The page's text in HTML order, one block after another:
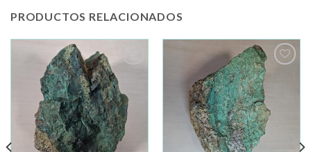
PRODUCTOS RELACIONADOS
Añadir
lista de
deseos
deseos